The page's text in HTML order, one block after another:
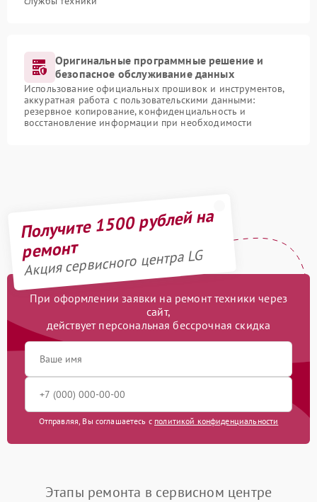
Оригинальные программные решение и
безопасное обслуживание данных
Использование официальных прошивок и инструментов,
аккуратная работа с пользовательскими данными:
резервное копирование, конфиденциальность и
восстановление информации при необходимости
Получите 1500 рублей на
ремонт
Акция сервисного центра LG
При оформлении заявки на ремонт техники через
сайт,
действует персональная бессрочная скидка
Отправляя, Вы соглашаетесь с политикой конфиденциальности
Этапы ремонта в сервисном центре